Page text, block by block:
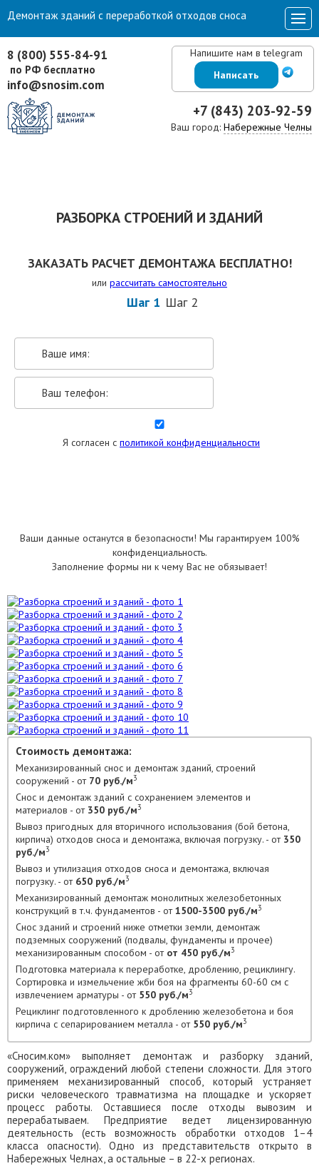
8 (800) 555-84-91
по РФ бесплатно
info@snosim.com
Напишите нам в telegram
Написать
+7 (843) 203-92-59
Ваш город: Набережные Челны
Демонтаж зданий с переработкой отходов сноса
РАЗБОРКА СТРОЕНИЙ И ЗДАНИЙ
ЗАКАЗАТЬ РАСЧЕТ ДЕМОНТАЖА БЕСПЛАТНО!
или рассчитать самостоятельно
Шаг 1 Шаг 2
Я согласен с политикой конфиденциальности
Ваши данные останутся в безопасности! Мы гарантируем 100%
конфиденциальность.
Заполнение формы ни к чему Вас не обязывает!
Стоимость демонтажа:
Механизированный снос и демонтаж зданий, строений
сооружений - от 70 руб./м3
Снос и демонтаж зданий с сохранением элементов и
материалов - от 350 руб./м3
Вывоз пригодных для вторичного использования (бой бетона,
кирпича) отходов сноса и демонтажа, включая погрузку. - от 350
руб./м3
Вывоз и утилизация отходов сноса и демонтажа, включая
погрузку. - от 650 руб./м3
Механизированный демонтаж монолитных железобетонных
конструкций в т.ч. фундаментов - от1500-3500 руб./м3
Снос зданий и строений ниже отметки земли, демонтаж
подземных сооружений (подвалы, фундаменты и прочее)
механизированным способом - от от 450 руб./м3
Подготовка материала к переработке, дроблению, рециклингу.
Сортировка и измельчение жби боя на фрагменты 60-60 см с
извлечением арматуры - от 550 руб./м3
Рециклинг подготовленного к дроблению железобетона и боя
кирпича с сепарированием металла - от 550 руб./м3
«Сносим.ком» выполняет демонтаж и разборку зданий,
сооружений, ограждений любой степени сложности. Для этого
применяем механизированный способ, который устраняет
риски человеческого травматизма на площадке и ускоряет
процесс работы. Оставшиеся после отходы вывозим и
перерабатываем. Предприятие ведет лицензированную
деятельность (есть возможность обработки отходов 1–4
класса опасности). Одно из представительств открыто в
Набережных Челнах, а остальные – в 22-х регионах.